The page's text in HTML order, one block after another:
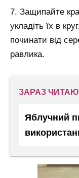
7. Защипайте
укладіть їх в
починати від
равлика.
ЗАРАЗ
Яблучний